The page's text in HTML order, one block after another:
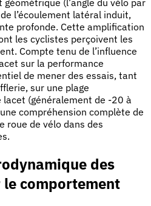
l’écoulement latéral induit,
profonde. Cette amplification
les cyclistes perçoivent les
Compte tenu de l’influence
sur la performance
de mener des essais, tant
sur une plage
lacet (généralement de -20 à
compréhension complète de
roue de vélo dans des
des
le comportement